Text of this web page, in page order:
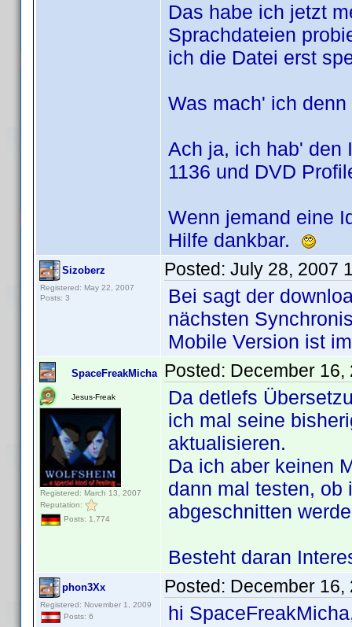
Das habe ich jetzt
Sprachdateien
ich die Datei erst
Was mach' ich
Ach ja, ich hab' den
1136 und DVD
Wenn jemand eine
Hilfe dankbar.
Sizoberz
Registered: May 22, 2007
Posts: 3
Posted: July 28, 2007
Bei sagt der
nächsten
Mobile Version ist
SpaceFreakMicha
Jesus-Freak
Registered: March 13, 2007
Reputation:
Posts: 1,774
Posted: December 16,
Da detlefs
ich mal seine
aktualisieren.
Da ich aber keinen
dann mal testen, ob
abgeschnitten
Besteht daran
phon3Xx
Registered: November 1, 2009
Posts: 6
Posted: December 16,
hi